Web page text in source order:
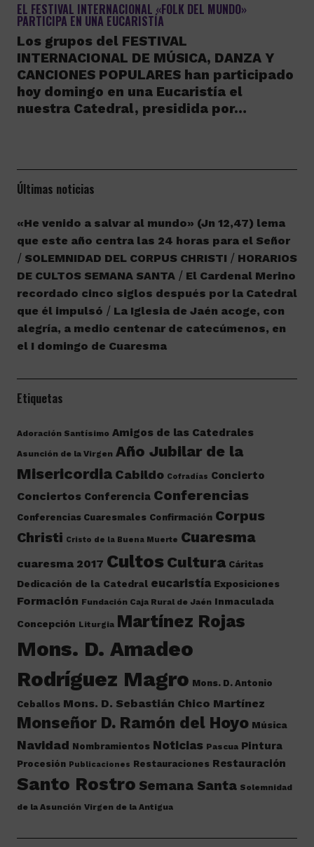
EL FESTIVAL INTERNACIONAL «FOLK DEL MUNDO»
PARTICIPA EN UNA EUCARISTÍA
Los grupos del FESTIVAL
INTERNACIONAL DE MÚSICA, DANZA Y
CANCIONES POPULARES han participado
hoy domingo en una Eucaristía el
nuestra Catedral, presidida por…
Últimas noticias
«He venido a salvar al mundo» (Jn 12,47) lema
que este año centra las 24 horas para el Señor
SOLEMNIDAD DEL CORPUS CHRISTI
HORARIOS
DE CULTOS SEMANA SANTA
El Cardenal Merino
recordado cinco siglos después por la Catedral
que él impulsó
La Iglesia de Jaén acoge, con
alegría, a medio centenar de catecúmenos, en
el I domingo de Cuaresma
Etiquetas
Adoración Santísimo Amigos de las Catedrales
Asunción de la Virgen Año Jubilar de la
Misericordia Cabildo Cofradías Concierto
Conciertos Conferencia Conferencias
Conferencias Cuaresmales Confirmación Corpus
Christi Cristo de la Buena Muerte Cuaresma
cuaresma 2017 Cultos Cultura Cáritas
Dedicación de la Catedral eucaristía Exposiciones
Formación Fundación Caja Rural de Jaén Inmaculada
Concepción Liturgia Martínez Rojas
Mons. D. Amadeo
Rodríguez Magro Mons. D. Antonio
Ceballos Mons. D. Sebastián Chico Martínez
Monseñor D. Ramón del Hoyo Música
Navidad Nombramientos Noticias Pascua Pintura
Procesión Publicaciones Restauraciones Restauración
Santo Rostro Semana Santa Solemnidad
de la Asunción Virgen de la Antigua